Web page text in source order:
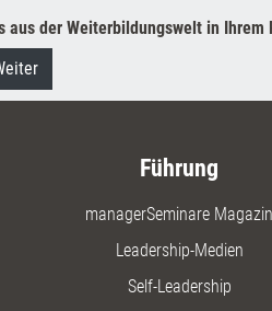
aus der Weiterbildungswelt in
Führung
managerSeminare Magazin
Leadership-Medien
Self-Leadership